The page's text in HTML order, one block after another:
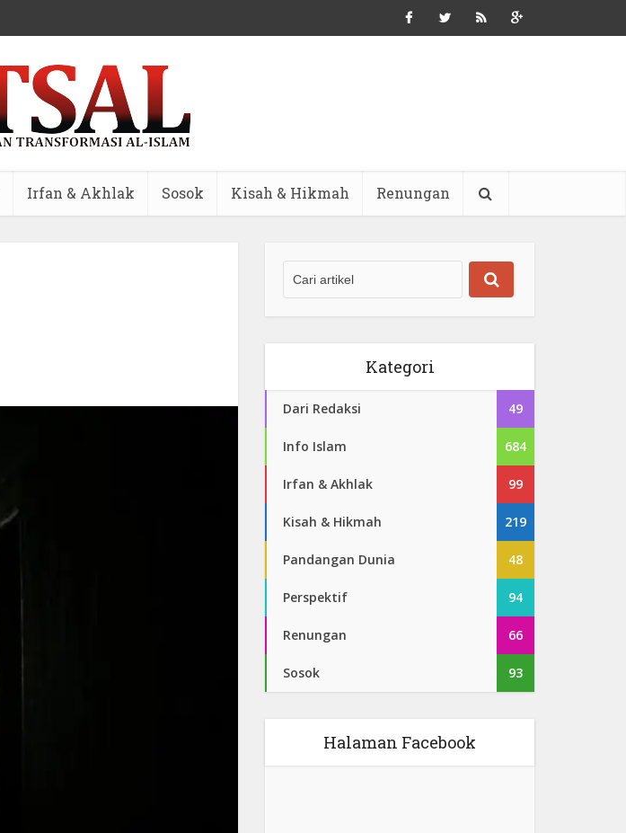
Irfan & Akhlak Sosok Kisah & Hikmah Renungan
Kategori
Dari Redaksi 49
Info Islam 684
Irfan & Akhlak 99
Kisah & Hikmah 219
Pandangan Dunia 48
Perspektif 94
Renungan 66
Sosok 93
Halaman Facebook